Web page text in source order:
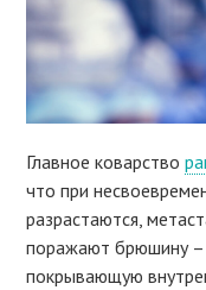
Главное коварство
что при
разрастаются,
поражают брюшину –
покрывающую